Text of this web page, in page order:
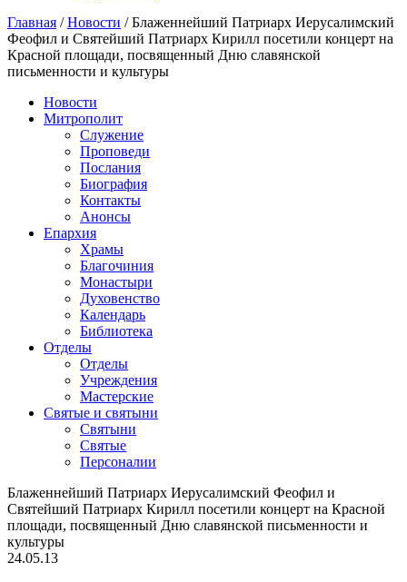
Главная /Новости /Блаженнейший Патриарх Иерусалимский
Феофил и Святейший Патриарх Кирилл посетили концерт на
Красной площади, посвященный Дню славянской
письменности и культуры
Новости
Митрополит
Служение
Проповеди
Послания
Биография
Контакты
Анонсы
Епархия
Храмы
Благочиния
Монастыри
Духовенство
Календарь
Библиотека
Отделы
Отделы
Учреждения
Мастерские
Святые и святыни
Cвятыни
Cвятые
Персоналии
Блаженнейший Патриарх Иерусалимский Феофил и
Святейший Патриарх Кирилл посетили концерт на Красной
площади, посвященный Дню славянской письменности и
культуры
24.05.13